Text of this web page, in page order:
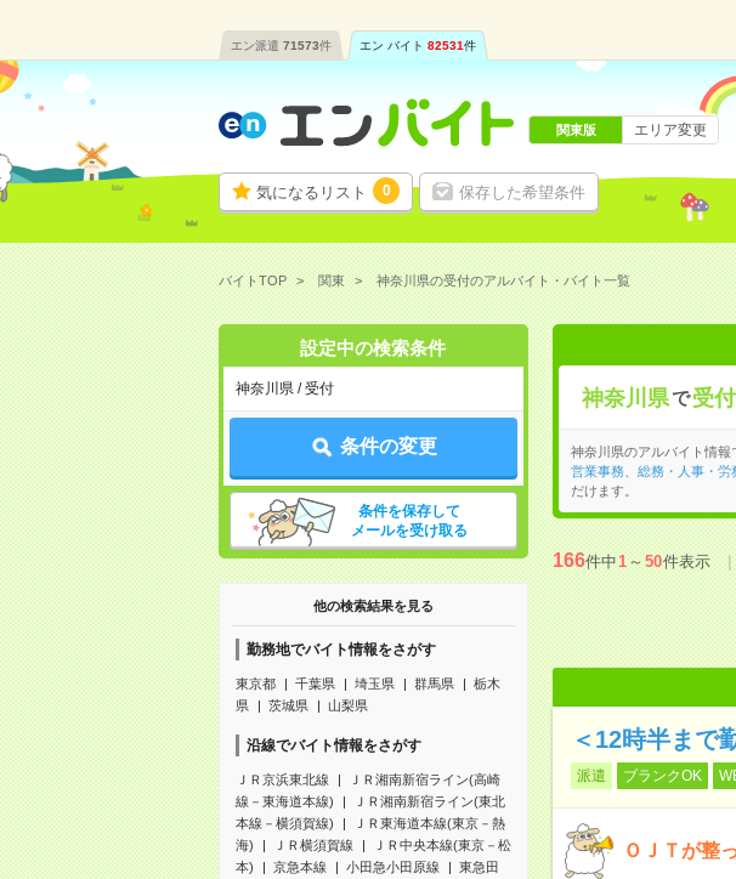
エン派遣 71573件 エン バイト 82531件
気になるリスト 0 保存した希望条件
関東版 エリア変更
バイトTOP 関東 神奈川県の受付のアルバイト・バイト一覧
設定中の検索条件
神奈川県 / 受付
条件の変更
条件を保存して
メールを受け取る
他の検索結果を見る
勤務地でバイト情報をさがす
東京都 千葉県 埼玉県 群馬県
栃木
県
茨城県 山梨県
沿線でバイト情報をさがす
ＪＲ京浜東北線
ＪＲ湘南新宿ライン(高崎
線－東海道本線)
ＪＲ湘南新宿ライン(東北
本線－横須賀線)
ＪＲ東海道本線(東京－熱
海)
ＪＲ横須賀線
ＪＲ中央本線(東京－松
本)
京急本線 小田急小田原線
東急田
神奈川県で 受付
神奈川県のアルバイト情報
営業事務、 総務・人事・労
だけます。
166件中1～50件表示
＜12時半まで
派遣 ブランクOK
ＯＪＴが整